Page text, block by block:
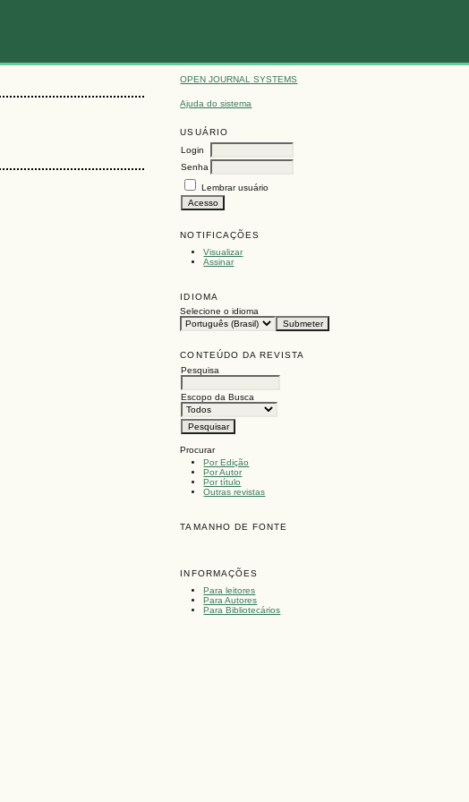
OPEN JOURNAL SYSTEMS
Ajuda do sistema
USUÁRIO
Login
Senha
Lembrar usuário
NOTIFICAÇÕES
Visualizar
Assinar
IDIOMA
Selecione o idioma
CONTEÚDO DA REVISTA
Pesquisa
Escopo da Busca
Procurar
Por Edição
Por Autor
Por título
Outras revistas
TAMANHO DE FONTE
INFORMAÇÕES
Para leitores
Para Autores
Para Bibliotecários